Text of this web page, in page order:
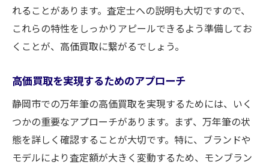
れることがあります。査定士への説明も大切ですので、
これらの特性をしっかりアピールできるよう準備してお
くことが、高価買取に繋がるでしょう。
高価買取を実現するためのアプローチ
静岡市での万年筆の高価買取を実現するためには、いく
つかの重要なアプローチがあります。まず、万年筆の状
態を詳しく確認することが大切です。特に、ブランドや
モデルにより査定額が大きく変動するため、モンブラン